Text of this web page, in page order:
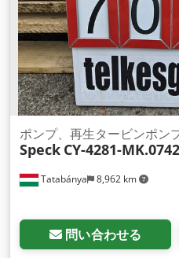
Tatabánya 8,962 km
ポンプ、再生タービンポン
Speck CY-4281-MK.0742
問い合わせる